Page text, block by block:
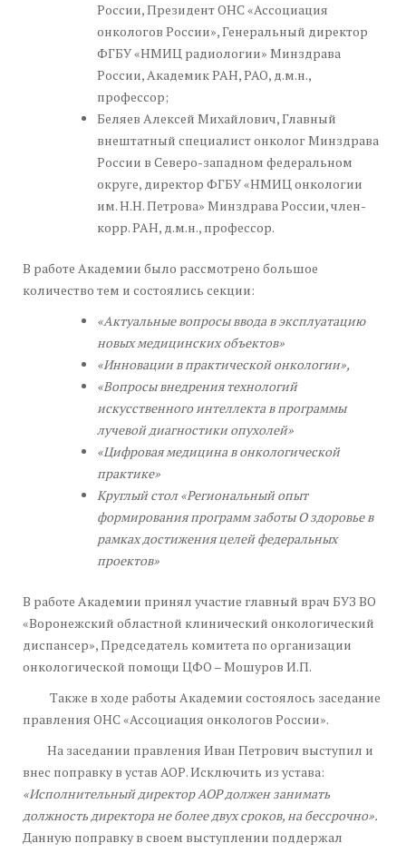
России, Президент ОНС «Ассоциация
онкологов России», Генеральный директор
ФГБУ «НМИЦ радиологии» Минздрава
России, Академик РАН, РАО, д.м.н.,
профессор;
Беляев Алексей Михайлович, Главный
внештатный специалист онколог Минздрава
России в Северо-западном федеральном
округе, директор ФГБУ «НМИЦ онкологии
им. Н.Н. Петрова» Минздрава России, член-
корр. РАН, д.м.н., профессор.
В работе Академии было рассмотрено большое
количество тем и состоялись секции:
«Актуальные вопросы ввода в эксплуатацию
новых медицинских объектов»
«Инновации в практической онкологии»,
«Вопросы внедрения технологий
искусственного интеллектав программы
лучевой диагностики опухолей»
«Цифровая медицина в онкологической
практике»
Круглый стол «Региональный опыт
формирования программ заботы О здоровье в
рамках достижения целей федеральных
проектов»
В работе Академии принял участие главный врач БУЗ ВО
«Воронежский областной клинический онкологический
диспансер», Председатель комитета по организации
онкологической помощи ЦФО – Мошуров И.П.
Также в ходе работы Академии состоялось заседание
правления ОНС «Ассоциация онкологов России».
На заседании правления Иван Петрович выступил и
внес поправку в устав АОР. Исключить из устава:
«Исполнительный директор АОР должен занимать
должность директора не более двух сроков, на бессрочно».
Данную поправку в своем выступлении поддержал